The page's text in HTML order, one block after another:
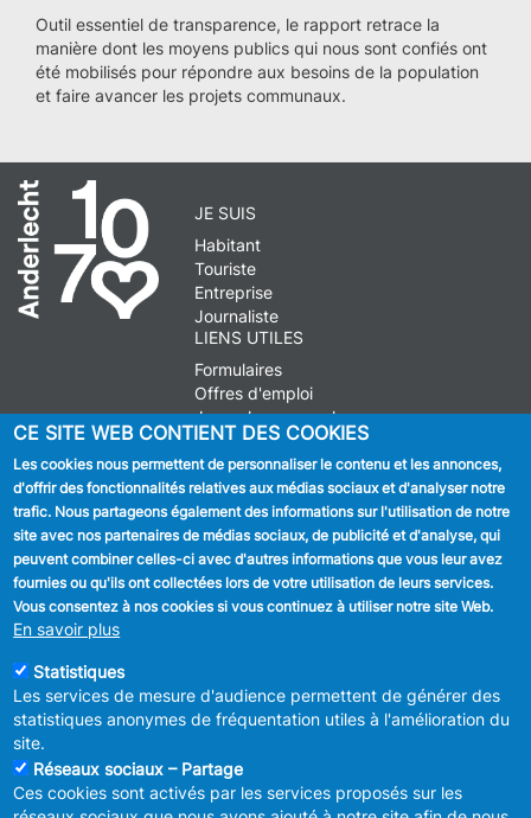
Outil essentiel de transparence, le rapport retrace la
manière dont les moyens publics qui nous sont confiés ont
été mobilisés pour répondre aux besoins de la population
et faire avancer les projets communaux.
JE SUIS
Habitant
Touriste
Entreprise
Journaliste
LIENS UTILES
Formulaires
Offres d'emploi
Journal communal
Stationnement
SUIVEZ NOUS
Facebook
Linkedin
MENU
Déclaration de confidentialité
CE SITE WEB CONTIENT DES COOKIES
Les cookies nous permettent de personnaliser le contenu et les annonces,
d'offrir des fonctionnalités relatives aux médias sociaux et d'analyser notre
trafic. Nous partageons également des informations sur l'utilisation de notre
site avec nos partenaires de médias sociaux, de publicité et d'analyse, qui
peuvent combiner celles-ci avec d'autres informations que vous leur avez
fournies ou qu'ils ont collectées lors de votre utilisation de leurs services.
Vous consentez à nos cookies si vous continuez à utiliser notre site Web.
En savoir plus
Statistiques
Les services de mesure d'audience permettent de générer des
statistiques anonymes de fréquentation utiles à l'amélioration du
site.
Réseaux sociaux – Partage
Ces cookies sont activés par les services proposés sur les